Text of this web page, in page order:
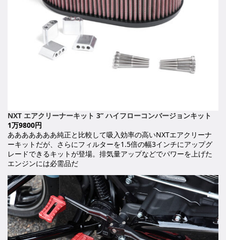
NXT エアクリーナーキット 3” ハイフローコンバージョンキット
1万9800円
あああああああ純正と比較して吸入効率の高いNXTエアクリーナ
ーキットだが、さらにフィルターを1.5倍の幅3インチにアップグ
レードできるキットが登場。排気量アップなどでパワーを上げた
エンジンには必需品だ